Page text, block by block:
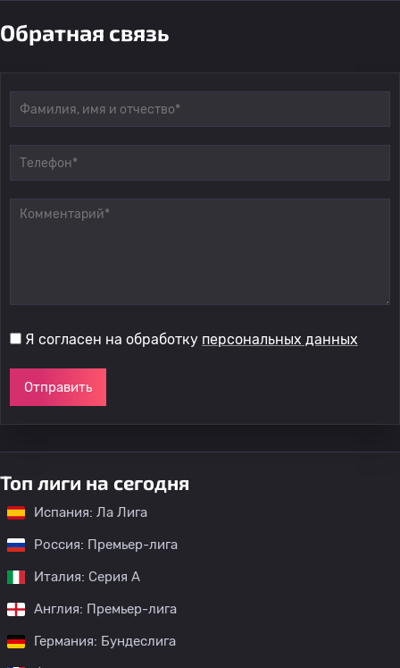
Обратная связь
Я согласен на обработку персональных данных
Отправить
Топ лиги на сегодня
Испания: Ла Лига
Россия: Премьер-лига
Италия: Серия А
Англия: Премьер-лига
Германия: Бундеслига